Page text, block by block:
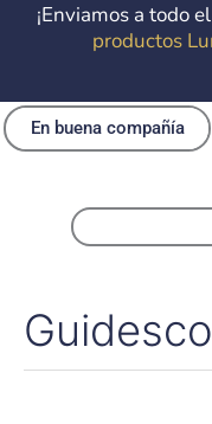
¡Enviamos a todo
productos
En buena compañía